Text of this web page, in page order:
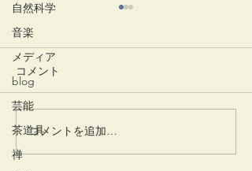
自然科学
音楽
メディア
blog
芸能
茶道具
禅
井でし月かも
コメント
コメントを追加…